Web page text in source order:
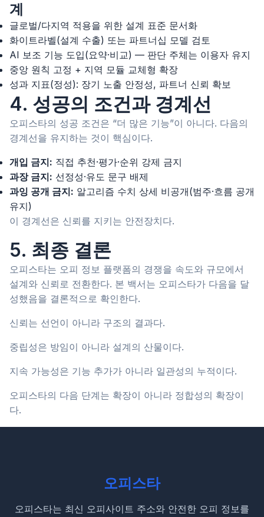
계
글로벌/다지역 적용을 위한 설계 표준 문서화
화이트라벨(설계 수출) 또는 파트너십 모델 검토
AI 보조 기능 도입(요약·비교) — 판단 주체는 이용자 유지
중앙 원칙 고정 + 지역 모듈 교체형 확장
성과 지표(정성): 장기 노출 안정성, 파트너 신뢰 확보
4. 성공의 조건과 경계선
오피스타의 성공 조건은 “더 많은 기능”이 아니다. 다음의
경계선을 유지하는 것이 핵심이다.
개입 금지: 직접 추천·평가·순위 강제 금지
과장 금지: 선정성·유도 문구 배제
과잉 공개 금지: 알고리즘 수치 상세 비공개(범주·흐름 공개
유지)
이 경계선은 신뢰를 지키는 안전장치다.
5. 최종 결론
오피스타는 오피 정보 플랫폼의 경쟁을 속도와 규모에서
설계와 신뢰로 전환한다. 본 백서는 오피스타가 다음을 달
성했음을 결론적으로 확인한다.
신뢰는 선언이 아니라 구조의 결과다.
중립성은 방임이 아니라 설계의 산물이다.
지속 가능성은 기능 추가가 아니라 일관성의 누적이다.
오피스타의 다음 단계는 확장이 아니라 정합성의 확장이
다.
오피스타
오피스타는 최신 오피사이트 주소와 안전한 오피 정보를